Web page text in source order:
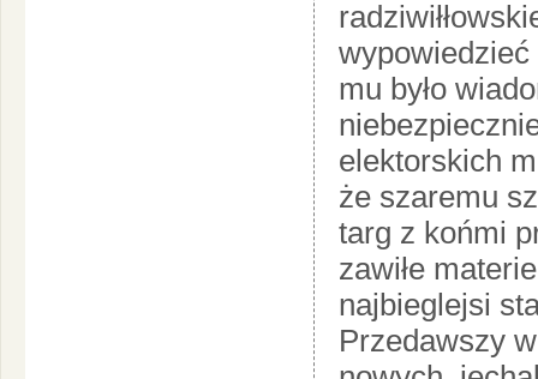
mu było
elektorskich
że szaremu
targ z końmi
zawiłe
najbieglejsi
Przedawszy